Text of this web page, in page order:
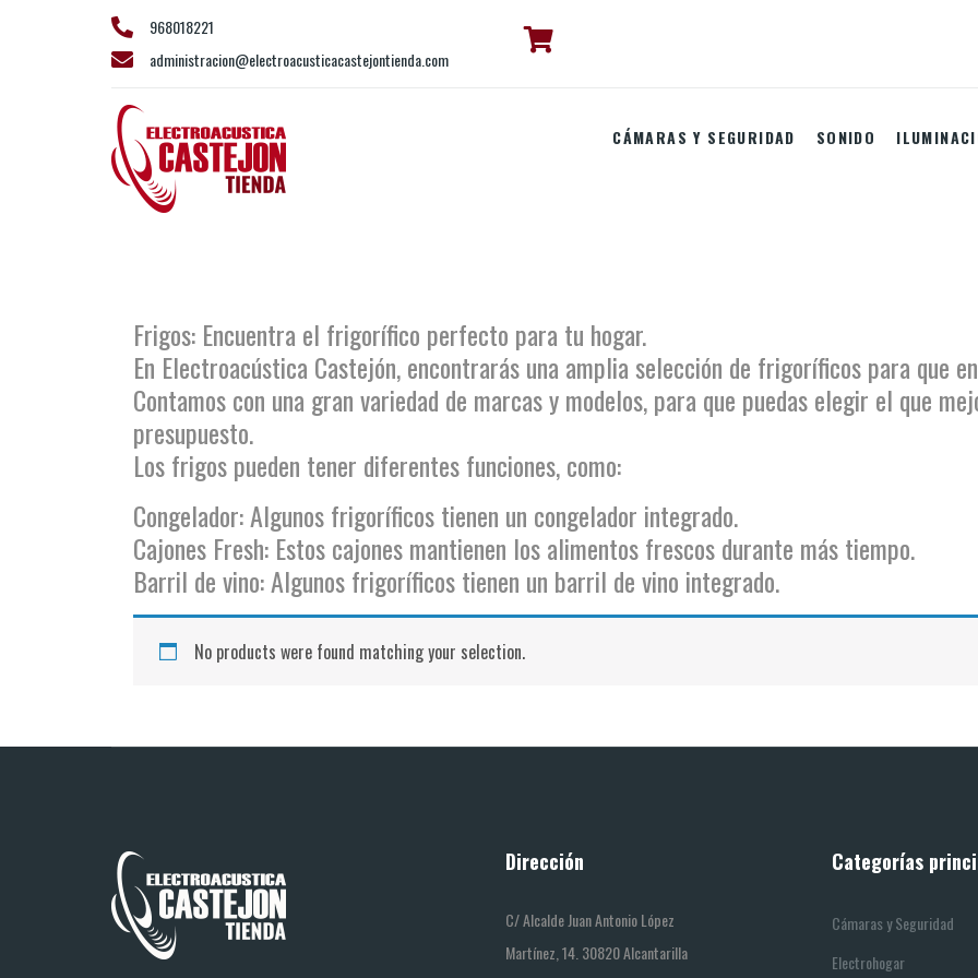
968018221
administracion@electroacusticacastejontienda.com
CÁMARAS Y SEGURIDAD SONIDO
Frigos: Encuentra el frigorífico perfecto para tu hogar.
En Electroacústica Castejón, encontrarás una amplia selección de frigoríficos para que
Contamos con una gran variedad de marcas y modelos, para que puedas elegir el que
presupuesto.
Los frigos pueden tener diferentes funciones, como:
Congelador: Algunos frigoríficos tienen un congelador integrado.
Cajones Fresh: Estos cajones mantienen los alimentos frescos durante más tiempo.
Barril de vino: Algunos frigoríficos tienen un barril de vino integrado.
No products were found matching your selection.
Dirección
C/ Alcalde Juan Antonio López
Martínez, 14. 30820 Alcantarilla
Categorías
Cámaras y Seguridad
Electrohogar